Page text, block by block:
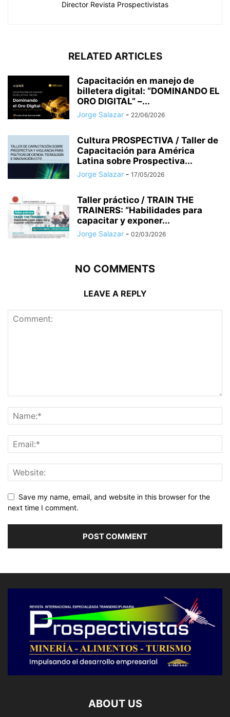
Director Revista Prospectivistas
RELATED ARTICLES
Capacitación en manejo de
billetera digital: “DOMINANDO EL
ORO DIGITAL” –...
Jorge Salazar - 22/06/2026
Cultura PROSPECTIVA / Taller de
Capacitación para América
Latina sobre Prospectiva...
Jorge Salazar - 17/05/2026
Taller práctico / TRAIN THE
TRAINERS: “Habilidades para
capacitar y exponer...
Jorge Salazar - 02/03/2026
NO COMMENTS
LEAVE A REPLY
Save my name, email, and website in this browser for the
next time I comment.
ABOUT US